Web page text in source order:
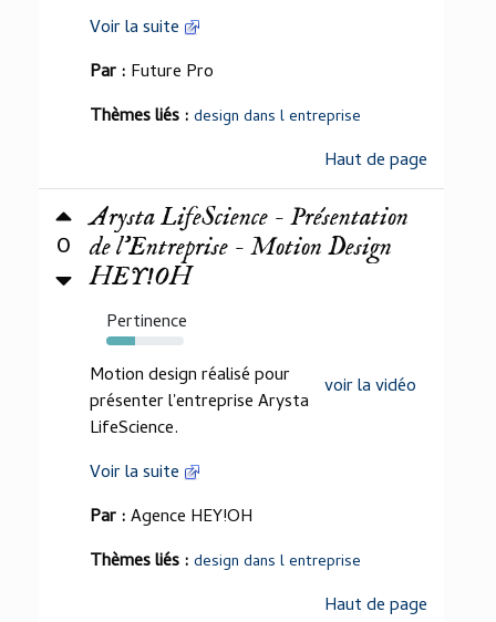
Voir la suite
Par : Future Pro
Thèmes liés : design dans l entreprise
Haut de page
0
Arysta LifeScience - Présentation
de l'Entreprise - Motion Design
HEY!OH
Pertinence
37%
voir la vidéo
Motion design réalisé pour
présenter l'entreprise Arysta
LifeScience.
Voir la suite
Par :Agence HEY!OH
Thèmes liés : design dans l entreprise
Haut de page